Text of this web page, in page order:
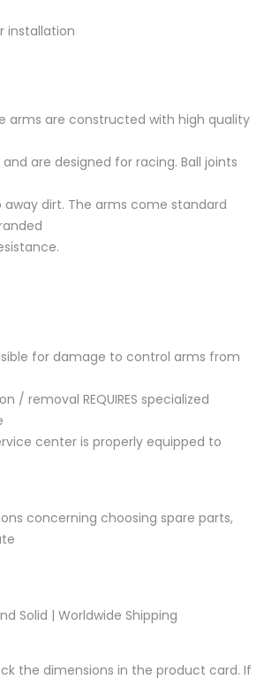
installation
arms are constructed with high quality
are designed for racing. Ball joints
dirt. The arms come standard
for damage to control arms from
/ removal REQUIRES specialized
center is properly equipped to
concerning choosing spare parts,
Solid | Worldwide Shipping
the dimensions in the product card. If